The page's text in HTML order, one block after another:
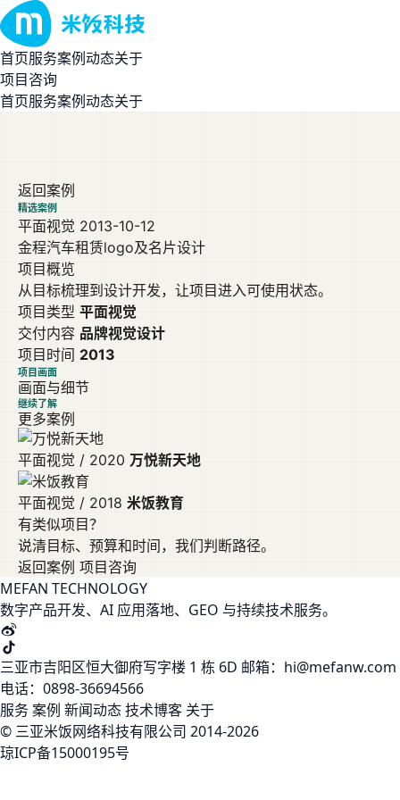
首页服务案例动态关于
项目咨询
首页服务案例动态关于
返回案例
精选案例
平面视觉 2013-10-12
金程汽车租赁logo及名片设计
项目概览
从目标梳理到设计开发，让项目进入可使用状态。
项目类型 平面视觉
交付内容 品牌视觉设计
项目时间 2013
项目画面
画面与细节
继续了解
更多案例
平面视觉 / 2020 万悦新天地
平面视觉 / 2018 米饭教育
有类似项目？
说清目标、预算和时间，我们判断路径。
返回案例 项目咨询
MEFAN TECHNOLOGY
数字产品开发、AI 应用落地、GEO 与持续技术服务。
三亚市吉阳区恒大御府写字楼 1 栋 6D 邮箱：hi@mefanw.com
电话：0898-36694566
服务案例 新闻动态技术博客 关于
© 三亚米饭网络科技有限公司 2014-2026
琼ICP备15000195号